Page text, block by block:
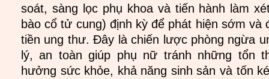
soát, sàng lọc phụ khoa và tiến hành làm
bào cổ tử cung) định kỳ để phát hiện sớm và
tiền ung thư. Đây là chiến lược phòng ngừa
lý, an toàn giúp phụ nữ tránh những tổn
hưởng sức khỏe, khả năng sinh sản và tốn